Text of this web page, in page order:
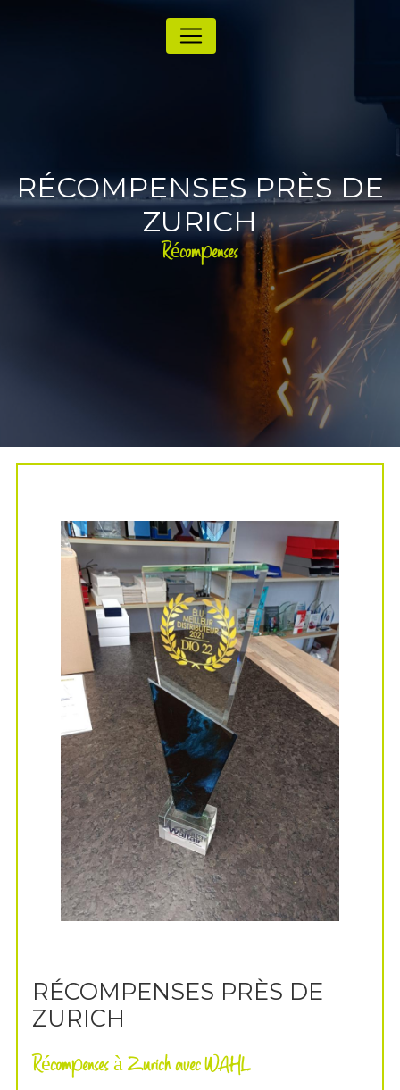
RÉCOMPENSES PRÈS DE
ZURICH
Récompenses
RÉCOMPENSES PRÈS DE
ZURICH
Récompenses à Zurich avec WAHL